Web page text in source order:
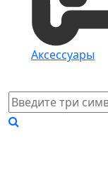
Аксессуары